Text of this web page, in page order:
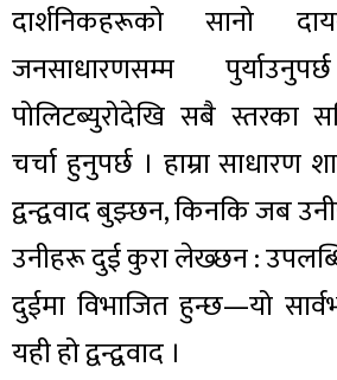
दार्शनिकहरूको सानो
जनसाधारणसम्म
पोलिटब्युरोदेखि सबै स्तरका
चर्चा हुनुपर्छ । हाम्रा साधारण
द्वन्द्ववाद बुझ्छन, किनकि जब
उनीहरू दुई कुरा लेख्छन :
दुईमा विभाजित हुन्छ—यो
यही हो द्वन्द्ववाद ।